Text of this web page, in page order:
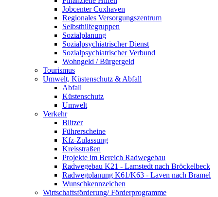
Jobcenter Cuxhaven
Regionales Versorgungszentrum
Selbsthilfegruppen
Sozialplanung
Sozialpsychiatrischer Dienst
Sozialpsychiatrischer Verbund
Wohngeld / Bürgergeld
Tourismus
Umwelt, Küstenschutz & Abfall
Abfall
Küstenschutz
Umwelt
Verkehr
Blitzer
Führerscheine
Kfz-Zulassung
Kreisstraßen
Projekte im Bereich Radwegebau
Radwegebau K21 - Lamstedt nach Bröckelbeck
Radwegplanung K61/K63 - Laven nach Bramel
Wunschkennzeichen
Wirtschaftsförderung/ Förderprogramme